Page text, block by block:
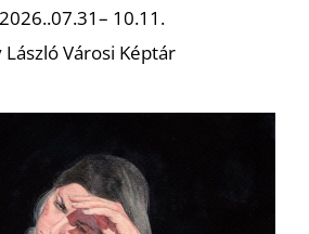
10.11.
Városi Képtár